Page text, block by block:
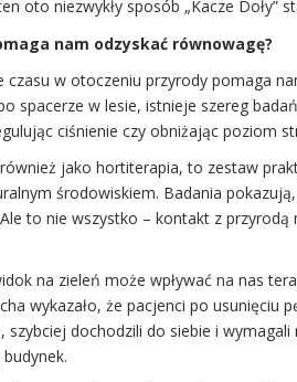
oto niezwykły sposób „Kacze Doły”
nam odzyskać równowagę?
czasu w otoczeniu przyrody pomaga
spacerze w lesie, istnieje szereg
ciśnienie czy obniżając poziom
jako hortiterapia, to zestaw
środowiskiem. Badania
to nie wszystko – kontakt z
na zieleń może wpływać na nas
wykazało, że pacjenci po
szybciej dochodzili do siebie i